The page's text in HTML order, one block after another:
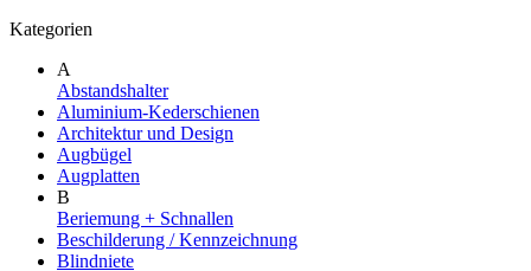
Kategorien
A
Abstandshalter
Aluminium-Kederschienen
Architektur und Design
Augbügel
Augplatten
B
Beriemung + Schnallen
Beschilderung / Kennzeichnung
Blindniete